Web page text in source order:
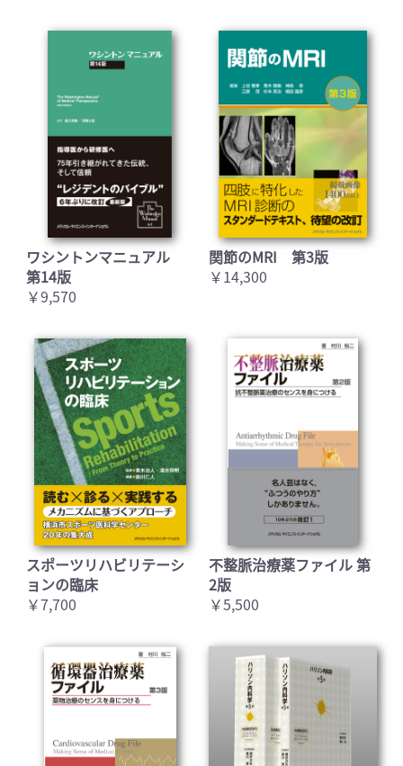
ワシントンマニュアル
第14版
￥9,570
関節のMRI 第3版
￥14,300
スポーツリハビリテーシ
ョンの臨床
￥7,700
不整脈治療薬ファイル 第
2版
￥5,500